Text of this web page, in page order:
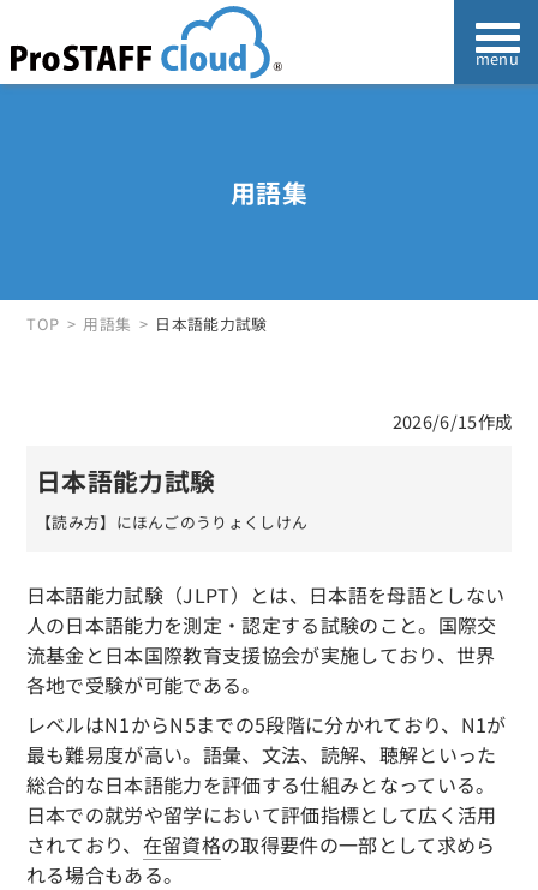
用語集
TOP 用語集 日本語能力試験
2026/6/15作成
日本語能力試験
【読み方】にほんごのうりょくしけん
日本語能力試験（JLPT）とは、日本語を母語としない
人の日本語能力を測定・認定する試験のこと。国際交
流基金と日本国際教育支援協会が実施しており、世界
各地で受験が可能である。
レベルはN1からN5までの5段階に分かれており、N1が
最も難易度が高い。語彙、文法、読解、聴解といった
総合的な日本語能力を評価する仕組みとなっている。
日本での就労や留学において評価指標として広く活用
されており、 在留資格の取得要件の一部として求めら
れる場合もある。